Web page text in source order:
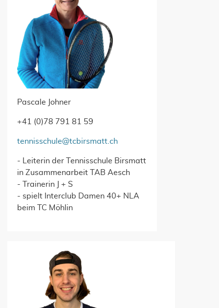
Pascale Johner
+41 (0)78 791 81 59
tennisschule@tcbirsmatt.ch
- Leiterin der Tennisschule Birsmatt
in Zusammenarbeit TAB Aesch
- Trainerin J + S
- spielt Interclub Damen 40+ NLA
beim TC Möhlin